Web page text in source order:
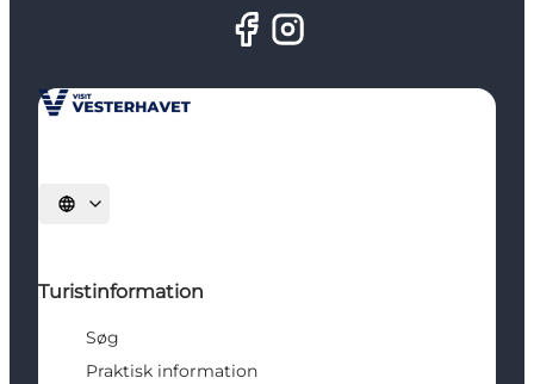
Vælg sprog
Turistinformation
Søg
Praktisk information